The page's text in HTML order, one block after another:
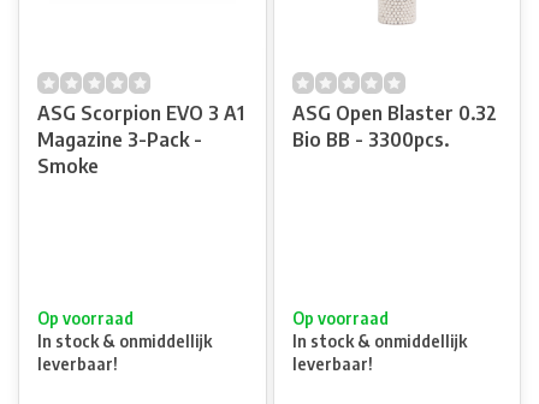
ASG Scorpion EVO 3 A1
Magazine 3-Pack -
Smoke
Op voorraad
In stock & onmiddellijk
leverbaar!
ASG Open Blaster 0.32
Bio BB - 3300pcs.
Op voorraad
In stock & onmiddellijk
leverbaar!